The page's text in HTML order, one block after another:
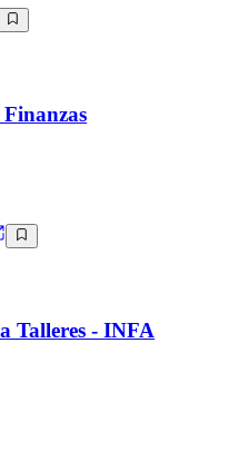
Talleres - INFA